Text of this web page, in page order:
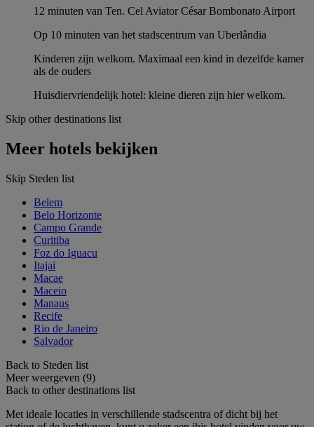
12 minuten van Ten. Cel Aviator César Bombonato Airport
Op 10 minuten van het stadscentrum van Uberlândia
Kinderen zijn welkom. Maximaal een kind in dezelfde kamer
als de ouders
Huisdiervriendelijk hotel: kleine dieren zijn hier welkom.
Skip other destinations list
Meer hotels bekijken
Skip Steden list
Belem
Belo Horizonte
Campo Grande
Curitiba
Foz do Iguacu
Itajai
Macae
Maceio
Manaus
Recife
Rio de Janeiro
Salvador
Back to Steden list
Meer weergeven (9)
Back to other destinations list
Met ideale locaties in verschillende stadscentra of dicht bij het